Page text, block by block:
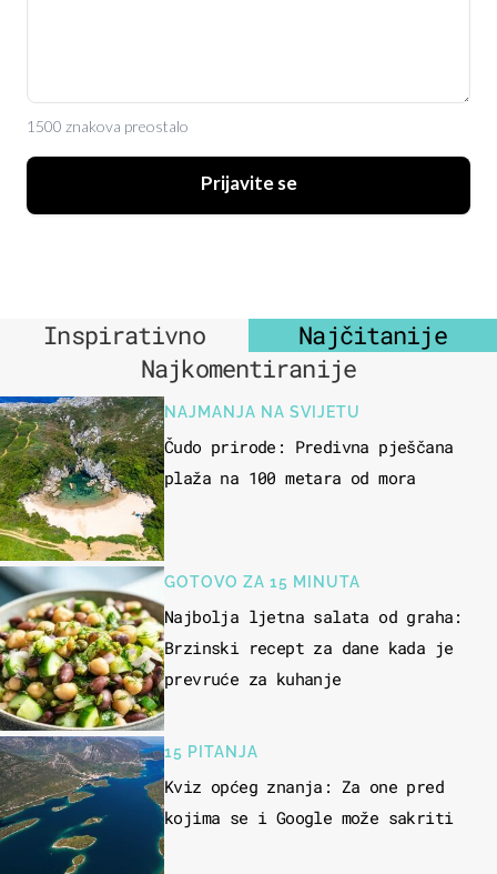
1500 znakova preostalo
Prijavite se
Inspirativno
Najčitanije
Najkomentiranije
NAJMANJA NA SVIJETU
Čudo prirode: Predivna pješčana
plaža na 100 metara od mora
GOTOVO ZA 15 MINUTA
Najbolja ljetna salata od graha:
Brzinski recept za dane kada je
prevruće za kuhanje
15 PITANJA
Kviz općeg znanja: Za one pred
kojima se i Google može sakriti